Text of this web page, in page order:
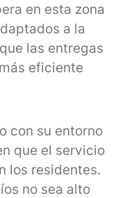
en esta zona
a la
las entregas
eficiente
con su entorno
que el servicio
los residentes.
no sea alto